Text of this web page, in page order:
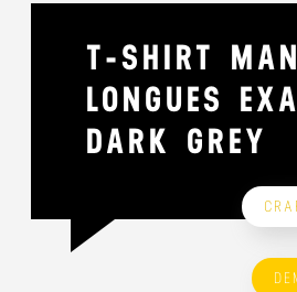
T-SHIRT
LONGUES
DARK GREY